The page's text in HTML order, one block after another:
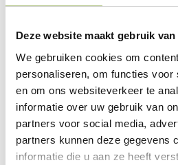
Deze website maakt gebruik
We gebruiken cookies om
personaliseren, om functies voor
en om ons websiteverkeer te
informatie over uw gebruik van
partners voor social media,
partners kunnen deze gegevens
informatie die u aan ze heeft
met Brabant Behaagt. Via de
subsidieregelingen
beheervergoeding van 6 jaar.
Landschapsfonds verlengen
Ontwikkeling van
van bedrijfsvorm of het